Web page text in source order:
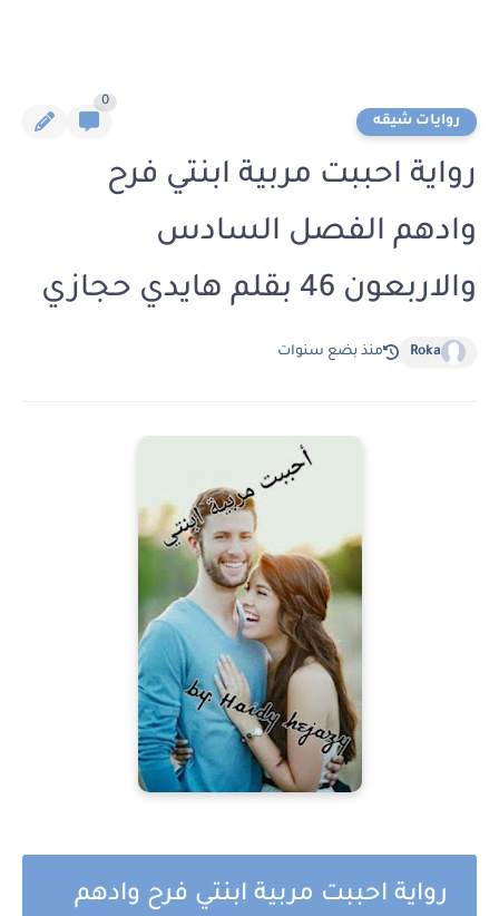
روايات شيقه
0
رواية احببت مربية ابنتي فرح
وادهم الفصل السادس
والاربعون 46 بقلم هايدي حجازي
Roka منذ بضع سنوات
رواية احببت مربية ابنتي فرح وادهم